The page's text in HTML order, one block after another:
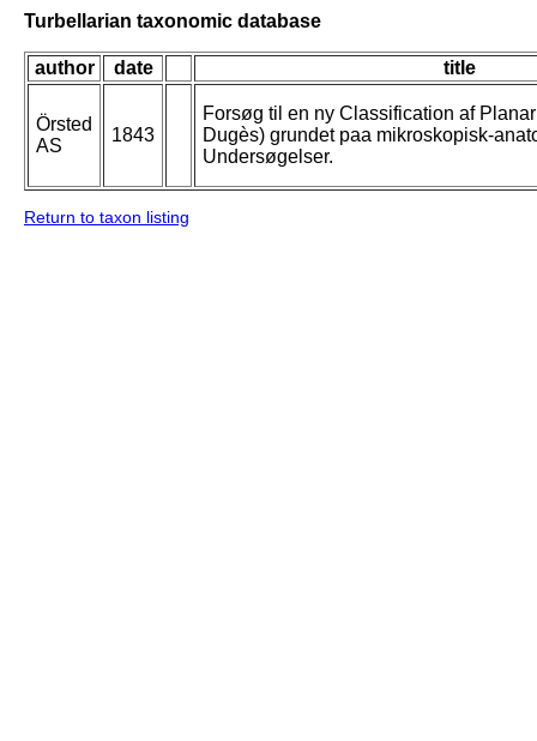
Turbellarian taxonomic database
author date title
Örsted
AS
1843
Forsøg til en ny Classification af
Dugès) grundet paa mikroskopisk-
Undersøgelser.
Return to taxon listing